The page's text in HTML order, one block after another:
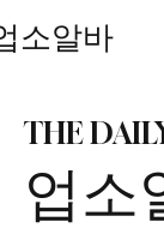
소알바
업소
THE